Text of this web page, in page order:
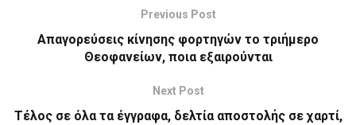
Previous Post
Απαγορεύσεις κίνησης φορτηγών το τριήμερο
Θεοφανείων, ποια εξαιρούνται
Next Post
Τέλος σε όλα τα έγγραφα, δελτία αποστολής σε χαρτί,